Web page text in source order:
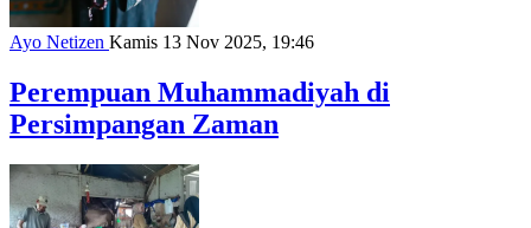
Ayo Netizen Kamis 13 Nov 2025, 19:46
Perempuan Muhammadiyah di
Persimpangan Zaman